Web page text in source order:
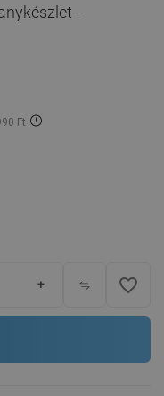
-
Ft
+ favorite_border